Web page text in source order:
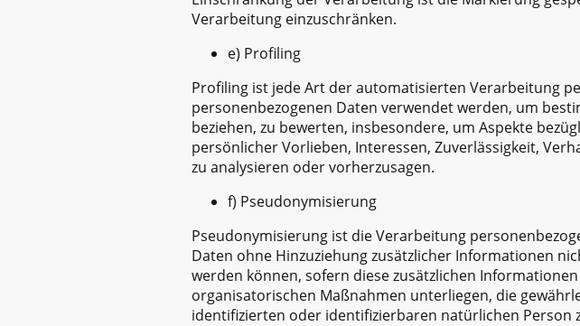
Verarbeitung einzuschränken.
e) Profiling
Profiling ist jede Art der automatisierten Verarbeitung
personenbezogenen Daten verwendet werden, um
beziehen, zu bewerten, insbesondere, um Aspekte
persönlicher Vorlieben, Interessen, Zuverlässigkeit,
zu analysieren oder vorherzusagen.
f) Pseudonymisierung
Pseudonymisierung ist die Verarbeitung
Daten ohne Hinzuziehung zusätzlicher Informationen
werden können, sofern diese zusätzlichen
organisatorischen Maßnahmen unterliegen, die
identifizierten oder identifizierbaren natürlichen Person